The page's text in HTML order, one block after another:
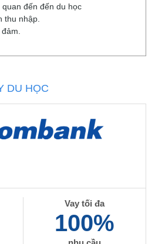
đến đến du học
thu nhập.
DU HỌC
Vay tối đa
100%